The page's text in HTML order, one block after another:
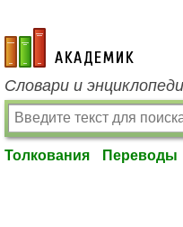
academic.ru
Словари и
Толкования Переводы